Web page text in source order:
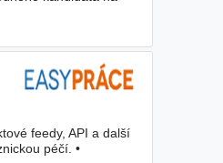
feedy, API a další
péčí. •